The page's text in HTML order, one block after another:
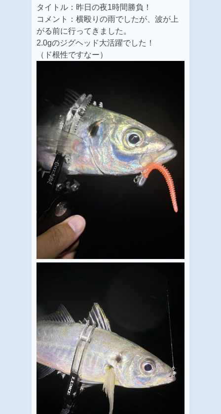
タイトル： 昨日の夜1時間勝負！
コメント：横殴りの雨でしたが、波が上
がる前に行ってきました。
2.0gのジグヘッド大活躍でした！
（ド根性ですなー）